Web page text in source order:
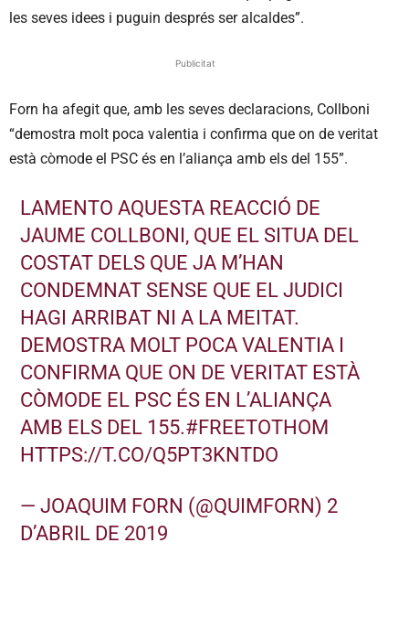
les seves idees i puguin després ser alcaldes”.
Publicitat
Forn ha afegit que, amb les seves declaracions, Collboni
“demostra molt poca valentia i confirma que on de veritat
està còmode el PSC és en l’aliança amb els del 155”.
LAMENTO AQUESTA REACCIÓ DE
JAUME COLLBONI, QUE EL SITUA DEL
COSTAT DELS QUE JA M’HAN
CONDEMNAT SENSE QUE EL JUDICI
HAGI ARRIBAT NI A LA MEITAT.
DEMOSTRA MOLT POCA VALENTIA I
CONFIRMA QUE ON DE VERITAT ESTÀ
CÒMODE EL PSC ÉS EN L’ALIANÇA
AMB ELS DEL 155.#FREETOTHOM
HTTPS://T.CO/Q5PT3KNTDO
— JOAQUIM FORN (@QUIMFORN) 2
D’ABRIL DE 2019